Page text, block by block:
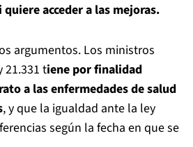
acceder a las mejoras.
argumentos. Los ministros
21.331 tiene por finalidad
a las enfermedades de salud
, y que la igualdad ante la ley
según la fecha en que se